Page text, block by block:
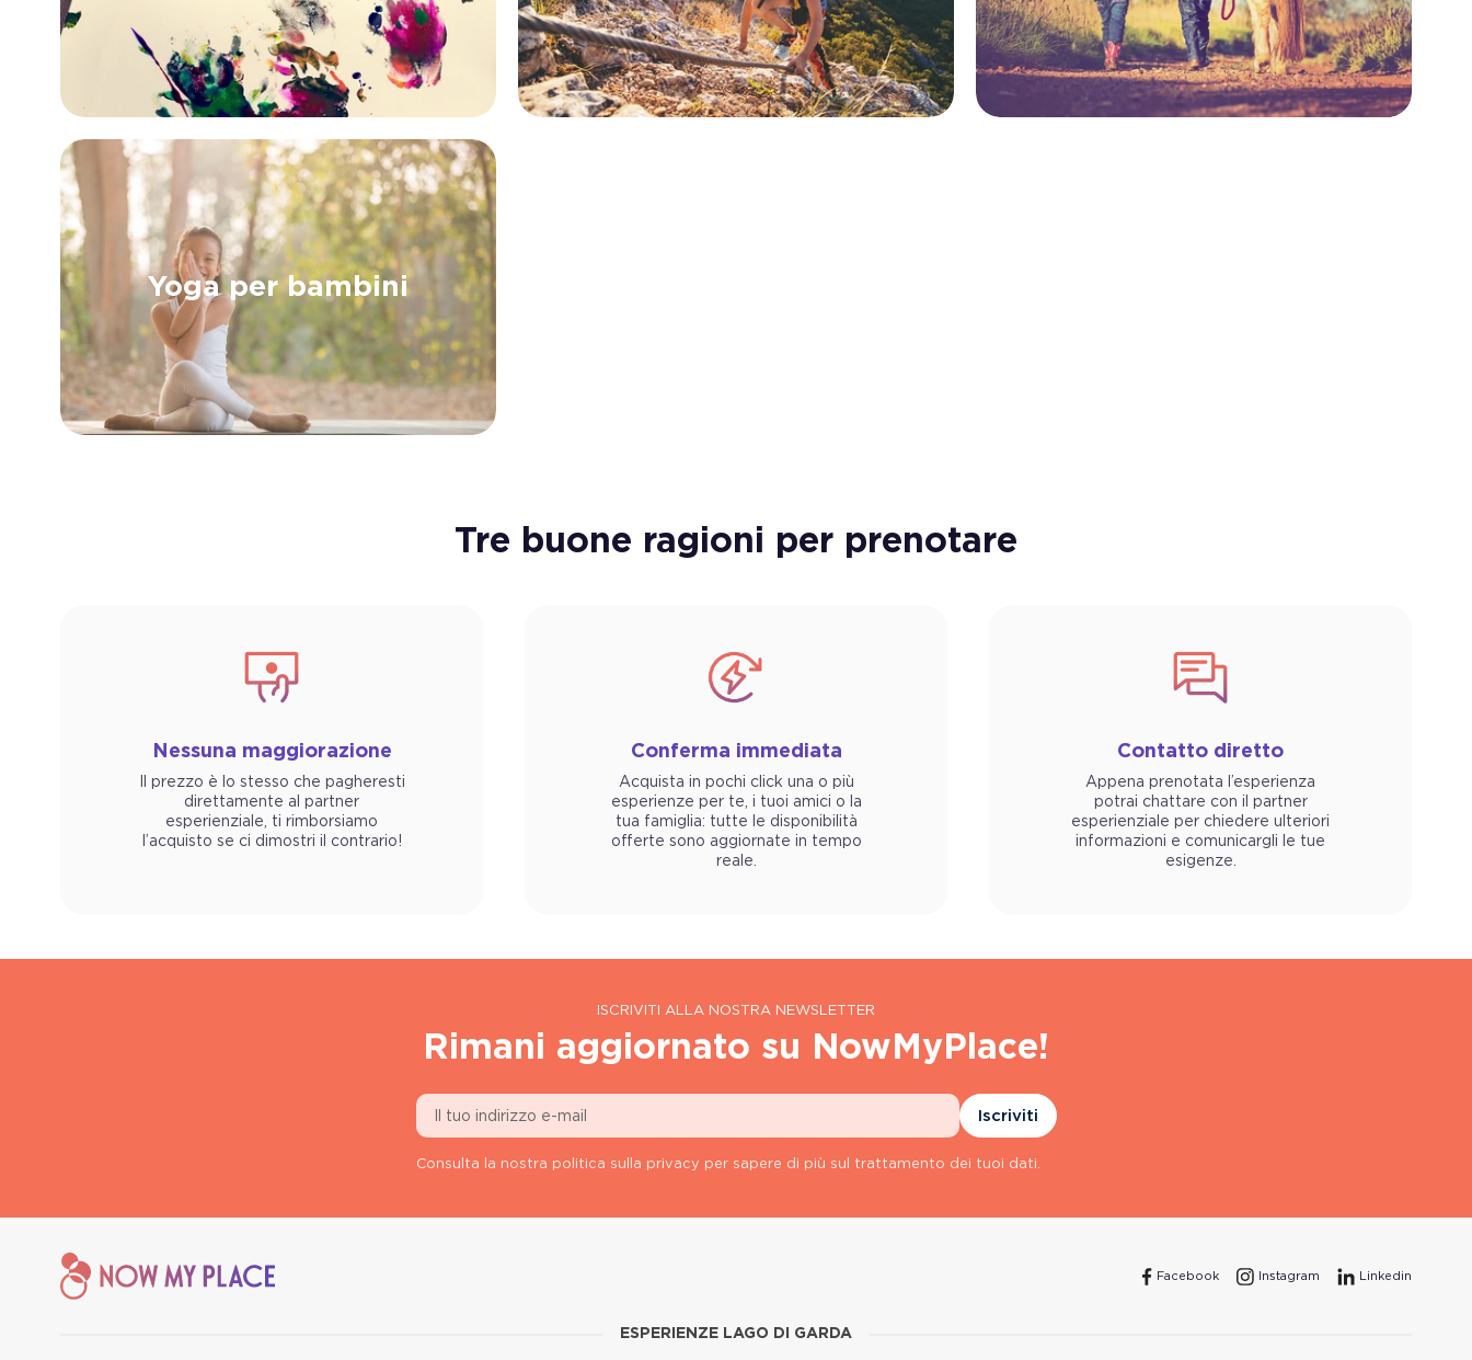
Yoga per bambini
Tre buone ragioni per prenotare
Nessuna maggiorazione
Il prezzo è lo stesso che pagheresti
direttamente al partner
esperienziale, ti rimborsiamo
l’acquisto se ci dimostri il contrario!
Conferma immediata
Acquista in pochi click una o più
esperienze per te, i tuoi amici o la
tua famiglia: tutte le disponibilità
offerte sono aggiornate in tempo
reale.
Contatto diretto
Appena prenotata l’esperienza
potrai chattare con il partner
esperienziale per chiedere ulteriori
informazioni e comunicargli le tue
esigenze.
ISCRIVITI ALLA NOSTRA NEWSLETTER
Rimani aggiornato su NowMyPlace!
Iscriviti
Consulta la nostra politica sulla privacy per sapere di più sul trattamento dei tuoi dati.
Facebook Instagram Linkedin
ESPERIENZE LAGO DI GARDA